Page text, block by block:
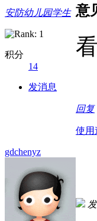
安防幼儿园学生
积分
14
发消息
意
回复
使用
gdchenyz